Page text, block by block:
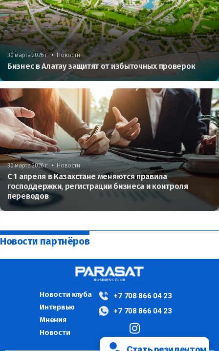
30 марта 2026 г. • Новости
Бизнес в Алатау защитят от избыточных проверок
30 марта 2026 г. • Новости
С 1 апреля в Казахстане меняются правила
господдержки, регистрации бизнеса и контроля
переводов
Новости партнёров
Новости клуба
Интервью
Мнения
Новости
+7 708 866 04 23
+7 708 866 04 23